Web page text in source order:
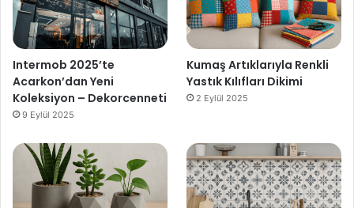
Intermob 2025’te
Acarkon’dan Yeni
Koleksiyon – Dekorcenneti
9 Eylül 2025
Kumaş Artıklarıyla Renkli
Yastık Kılıfları Dikimi
2 Eylül 2025